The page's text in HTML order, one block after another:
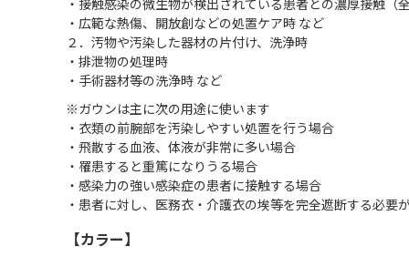
・接触感染の微生物が検出されている患者との濃厚接触（
・広範な熱傷、開放創などの処置ケア時 など
２．汚物や汚染した器材の片付け、洗浄時
・排泄物の処理時
・手術器材等の洗浄時 など
※ガウンは主に次の用途に使います
・衣類の前腕部を汚染しやすい処置を行う場合
・飛散する血液、体液が非常に多い場合
・罹患すると重篤になりうる場合
・感染力の強い感染症の患者に接触する場合
・患者に対し、医務衣・介護衣の埃等を完全遮断する必要
【カラー】